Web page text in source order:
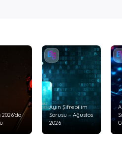
Ayın Şifrebilim
Sorusu – Ağustos
2026